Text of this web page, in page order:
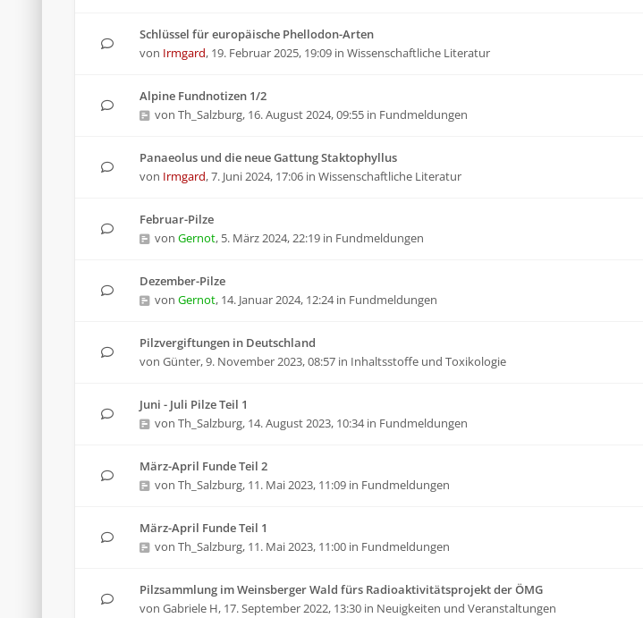
Schlüssel für europäische Phellodon-Arten
von Irmgard, 19. Februar 2025, 19:09 in Wissenschaftliche Literatur
Alpine Fundnotizen 1/2
von Th_Salzburg, 16. August 2024, 09:55 in Fundmeldungen
Panaeolus und die neue Gattung Staktophyllus
von Irmgard,7. Juni 2024, 17:06 in Wissenschaftliche Literatur
Februar-Pilze
von Gernot, 5. März 2024, 22:19 in Fundmeldungen
Dezember-Pilze
von Gernot, 14. Januar 2024, 12:24in Fundmeldungen
Pilzvergiftungen in Deutschland
von Günter,9. November 2023, 08:57 in Inhaltsstoffe und Toxikologie
Juni - Juli Pilze Teil 1
von Th_Salzburg, 14. August 2023, 10:34in Fundmeldungen
März-April Funde Teil 2
von Th_Salzburg, 11. Mai 2023, 11:09 in Fundmeldungen
März-April Funde Teil 1
von Th_Salzburg, 11. Mai 2023, 11:00 in Fundmeldungen
Pilzsammlung im Weinsberger Wald fürs Radioaktivitätsprojekt der ÖMG
von Gabriele H, 17. September 2022, 13:30 in Neuigkeiten und Veranstaltungen